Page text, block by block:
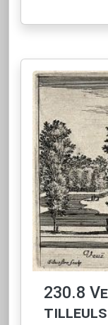
230.8
tilleuls